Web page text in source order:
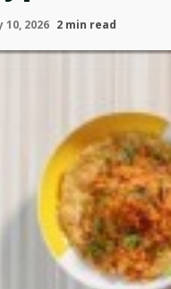
2026 2 min read